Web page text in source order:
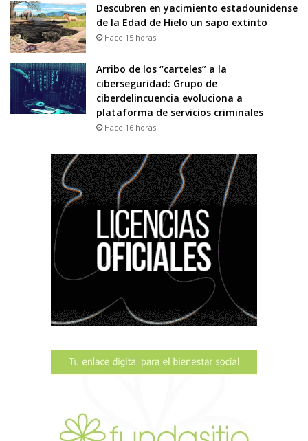
Descubren en yacimiento estadounidense
de la Edad de Hielo un sapo extinto
Hace 15 horas
Arribo de los “carteles” a la
ciberseguridad: Grupo de
ciberdelincuencia evoluciona a
plataforma de servicios criminales
Hace 16 horas